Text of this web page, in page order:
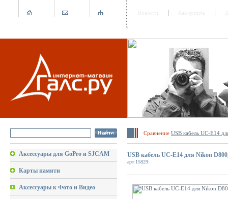
Сравнение USB кабель UC-E14
Аксессуары для GoPro и SJCAM
Карты памяти
Аксессуары к Фото и Видео
USB кабель UC-E14 для Nikon
арт 15829